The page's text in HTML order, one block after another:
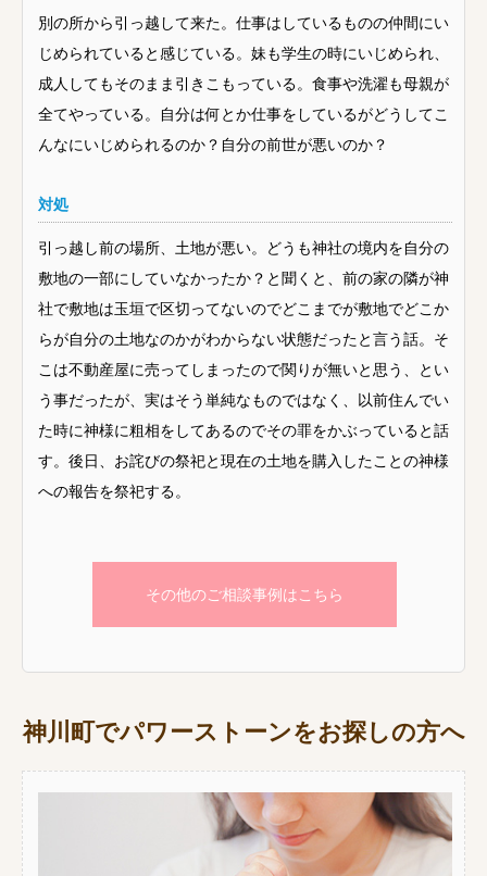
別の所から引っ越して来た。仕事はしているものの仲間にい
じめられていると感じている。妹も学生の時にいじめられ、
成人してもそのまま引きこもっている。食事や洗濯も母親が
全てやっている。自分は何とか仕事をしているがどうしてこ
んなにいじめられるのか？自分の前世が悪いのか？
対処
引っ越し前の場所、土地が悪い。どうも神社の境内を自分の
敷地の一部にしていなかったか？と聞くと、前の家の隣が神
社で敷地は玉垣で区切ってないのでどこまでが敷地でどこか
らが自分の土地なのかがわからない状態だったと言う話。そ
こは不動産屋に売ってしまったので関りが無いと思う、とい
う事だったが、実はそう単純なものではなく、以前住んでい
た時に神様に粗相をしてあるのでその罪をかぶっていると話
す。後日、お詫びの祭祀と現在の土地を購入したことの神様
への報告を祭祀する。
その他のご相談事例はこちら
神川町でパワーストーンをお探しの方へ